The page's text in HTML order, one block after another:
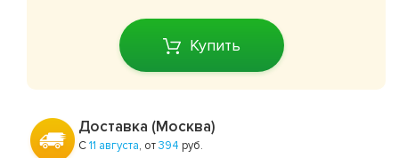
Купить
Доставка (Москва)
С11 августа, от394 руб.